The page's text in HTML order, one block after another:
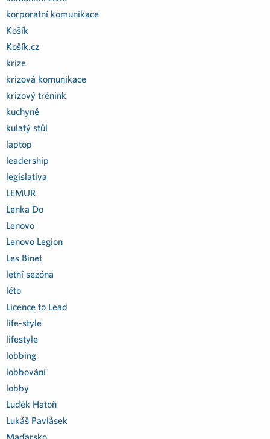
korporátní komunikace
Košík
Košík.cz
krize
krizová komunikace
krizový trénink
kuchyně
kulatý stůl
laptop
leadership
legislativa
LEMUR
Lenka Do
Lenovo
Lenovo Legion
Les Binet
letní sezóna
léto
Licence to Lead
life-style
lifestyle
lobbing
lobbování
lobby
Luděk Hatoň
Lukáš Pavlásek
Maďarsko